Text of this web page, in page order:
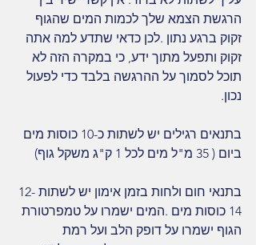
הרגשת הצמא שלך לכמות המים שהגוף
זקוק ברגע נתון .לכן כדאי שתדע למה אתה
זקוק ותפעל מתוך ידע, כי במקרה הזה לא
תוכל לסמוך על ההרגשה בלבד כדי לפעול
נכון.
בתנאים רגילים יש לשתות כ-10 כוסות מים
ביום ( 35 מ"ל מים לכל 1 ק"ג משקל גוף)
בתנאי חום ולחות בזמן אימון יש לשתות 12-
14 כוסות מים .המים ישמרו על טמפרטורת
הגוף ישמרו על דופק הלב ועל רמת